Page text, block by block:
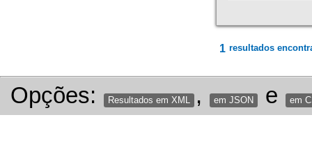
1 resultados
Opções: Resultados em XML , em JSON e em